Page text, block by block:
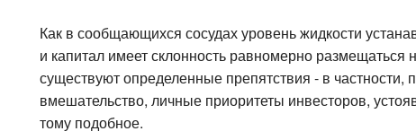
Как в сообщающихся сосудах уровень жидкости
и капитал имеет склонность равномерно размещаться
существуют определенные препятствия - в частности,
вмешательство, личные приоритеты инвесторов,
тому подобное.